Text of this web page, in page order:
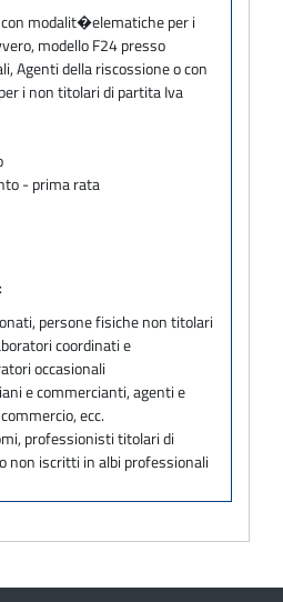
modalit�elematiche per i
modello F24 presso
Agenti della riscossione o con
i non titolari di partita Iva
- prima rata
persone fisiche non titolari
coordinati e
occasionali
e commercianti, agenti e
ecc.
professionisti titolari di
non iscritti in albi professionali